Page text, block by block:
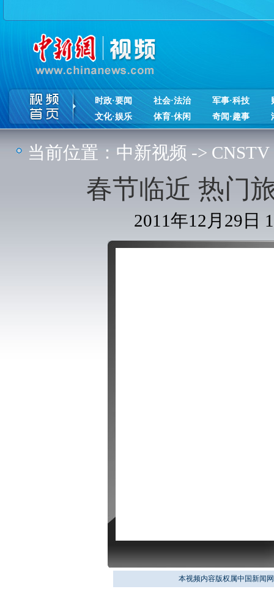
时政·要闻 社会·法治 军事·科技
文化·娱乐
体育·休闲 奇闻·趣事
当前位置： 中新视频 -> CNSTV
春节临近 热门
2011年12月29
本视频内容版权属中国新闻